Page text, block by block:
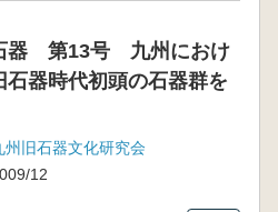
器 第13号 九州におけ
石器時代初頭の石器群を
州旧石器文化研究会
12